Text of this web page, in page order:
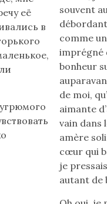
её
в
souvent
comme
imprégné
bonheur
de moi,
aimante
vain dans
amère
cœur qui
je
autant de